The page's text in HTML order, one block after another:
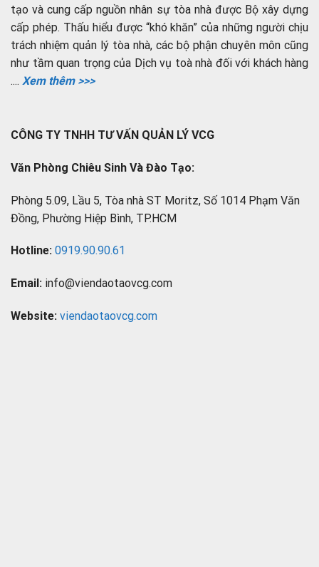
tạo và cung cấp nguồn nhân sự tòa nhà được Bộ xây dựng
cấp phép. Thấu hiểu được “khó khăn” của những người chịu
trách nhiệm quản lý tòa nhà, các bộ phận chuyên môn cũng
như tầm quan trọng của Dịch vụ toà nhà đối với khách hàng
.... Xem thêm >>>
CÔNG TY TNHH TƯ VẤN QUẢN LÝ VCG
Văn Phòng Chiêu Sinh Và Đào Tạo:
Phòng 5.09, Lầu 5, Tòa nhà ST Moritz, Số 1014 Phạm Văn
Đồng, Phường Hiệp Bình, TP.HCM
Hotline: 0919.90.90.61
Email: info@viendaotaovcg.com
Website: viendaotaovcg.com